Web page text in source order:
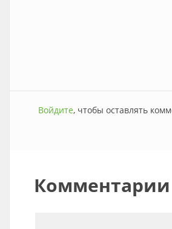
Войдите, чтобы оставлять
Комментарии